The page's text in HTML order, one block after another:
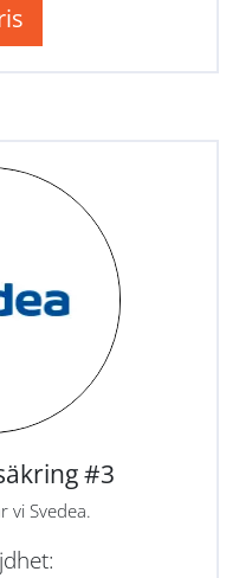
#3
vi Svedea.